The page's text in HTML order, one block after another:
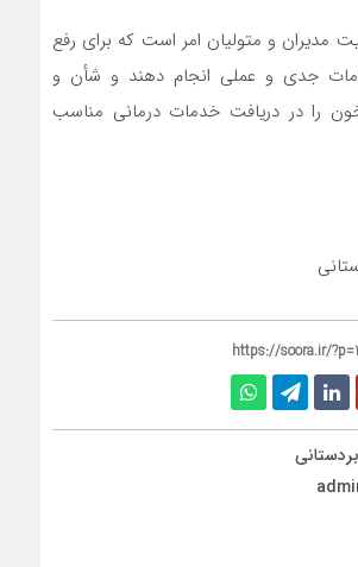
مدیران و متولیان امر است که برای رفع
جدی و عملی انجام دهند و شأن و
را در دریافت خدمات درمانی مناسب
https://soora.ir/